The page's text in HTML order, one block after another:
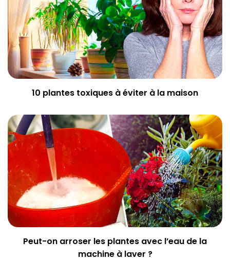
10 plantes toxiques à éviter à la maison
Peut-on arroser les plantes avec l’eau de la
machine à laver ?